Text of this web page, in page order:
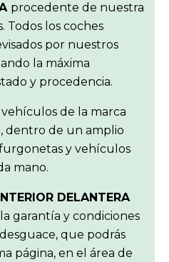
procedente de nuestra
Todos los coches
por nuestros
la máxima
y procedencia.
de la marca
dentro de un amplio
y vehículos
mano.
DELANTERA
garantía y condiciones
que podrás
página, en el área de